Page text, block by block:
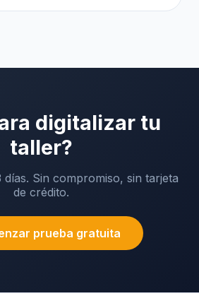
digitalizar tu
taller?
Sin compromiso, sin tarjeta
de crédito.
prueba gratuita